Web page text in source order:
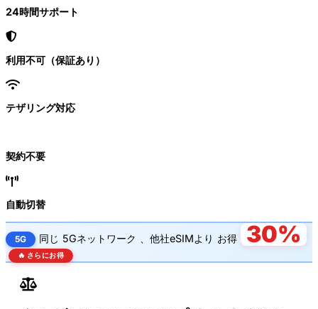
24時間サポート
利用不可（保証あり）
テザリング対応
契約不要
自動切替
5G 同じ 5Gネットワーク 、他社eSIMより お得 30%
🔥 さらにお得